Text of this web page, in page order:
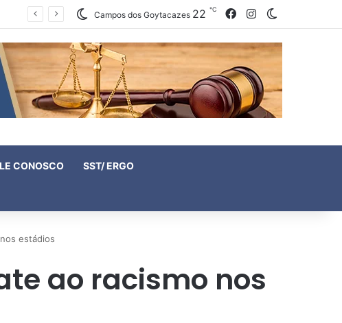
Campos dos Goytacazes 22 ℃ FacebookInstagram
CONOSCO SST/ ERGO
estádios
ao racismo nos